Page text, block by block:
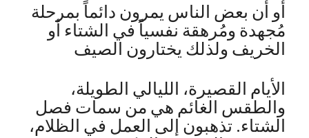
أو أن بعض الناس يمرون دائماً بمرحلة
مُجهدة ومُرهقة نفسياً في الشتاء أو
الخريف ولذلك يختارون الصيف
الأيام القصيرة، الليالي الطويلة،
والطقس الغائم هي من سمات فصل
الشتاء. تذهبون إلى العمل في الظلام،